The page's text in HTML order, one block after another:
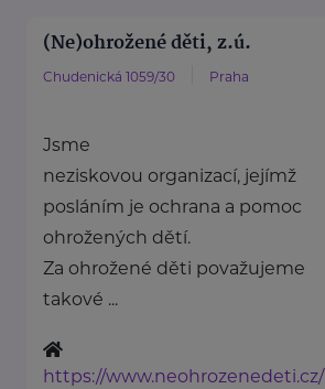
(Ne)ohrožené děti, z.ú.
Chudenická 1059/30 Praha
Jsme
neziskovou organizací, jejímž
posláním je ochrana a pomoc
ohrožených dětí.
Za ohrožené děti považujeme
takové ...
https://www.neohrozenedeti.cz/